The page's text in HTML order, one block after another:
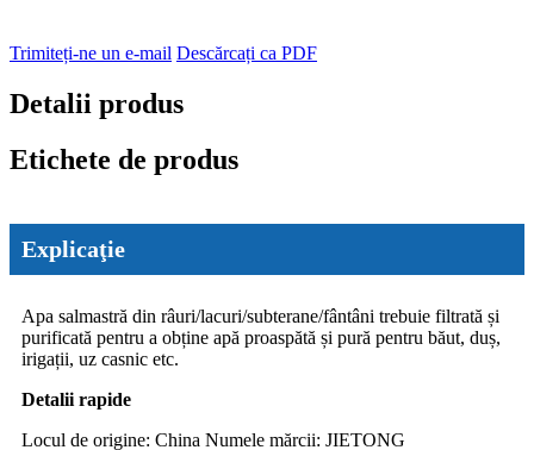
Trimiteți-ne un e-mail Descărcați ca PDF
Detalii produs
Etichete de produs
Explicaţie
Apa salmastră din râuri/lacuri/subterane/fântâni trebuie filtrată și
purificată pentru a obține apă proaspătă și pură pentru băut, duș,
irigații, uz casnic etc.
Detalii rapide
Locul de origine: China Numele mărcii: JIETONG